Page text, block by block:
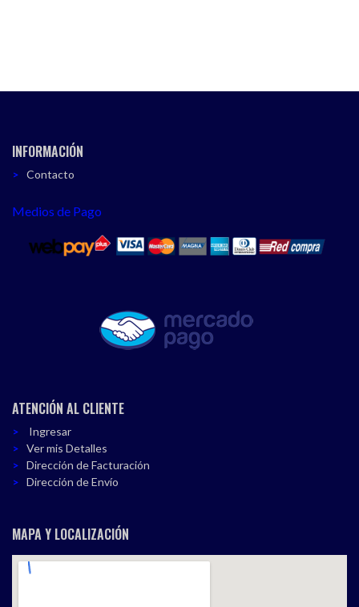
INFORMACIÓN
Contacto
Medios de Pago
ATENCIÓN AL CLIENTE
Ingresar
Ver mis Detalles
Dirección de Facturación
Dirección de Envío
MAPA Y LOCALIZACIÓN